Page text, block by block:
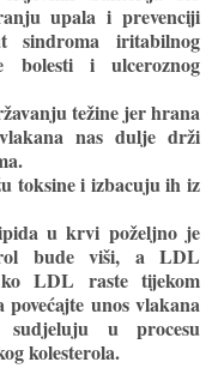
upala i prevenciji
sindroma iritabilnog
bolesti i ulceroznog
težine jer hrana
nas dulje drži
toksinei izbacuju ih iz
u krvi poželjno je
bude viši, a LDL
LDL raste tijekom
unos vlakana
u procesu
kolesterola.